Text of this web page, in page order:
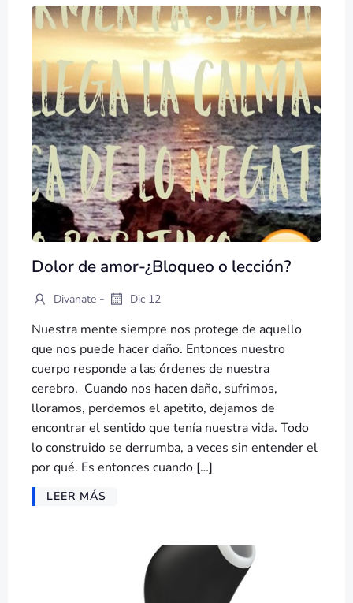
Dolor de amor-¿Bloqueo o lección?
Divanate - Dic 12
Nuestra mente siempre nos protege de aquello
que nos puede hacer daño. Entonces nuestro
cuerpo responde a las órdenes de nuestra
cerebro. Cuando nos hacen daño, sufrimos,
lloramos, perdemos el apetito, dejamos de
encontrar el sentido que tenía nuestra vida. Todo
lo construido se derrumba, a veces sin entender el
por qué. Es entonces cuando […]
LEER MÁS